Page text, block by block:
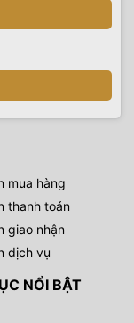
mua hàng
thanh toán
giao nhận
dịch vụ
NỔI BẬT